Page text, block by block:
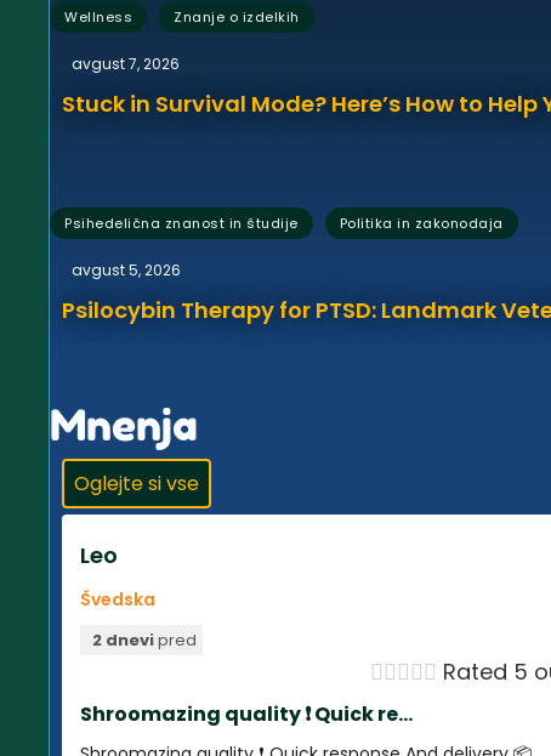
Wellness , Znanje o izdelkih
avgust 7, 2026
Stuck in Survival Mode? Here’s How to
Psihedelična znanost in študije , Politika in zakonodaja
avgust 5, 2026
Psilocybin Therapy for PTSD: Landmark
Mnenja
Oglejte si vse
Leo
Švedska
2 dnevipred
 Rated 5
Shroomazing quality ❗️ Quick re...